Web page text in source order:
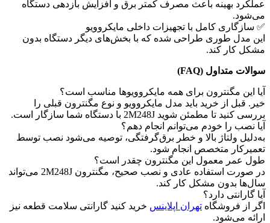
عملکرد بهینه باعث مصرف کمتر برق و افزایش بازدهی دستگاه
می‌شود.
✅ سازگاری کامل با تجهیزات داخلی مایکروویو
این مدل طوری طراحی شده که با بخش‌های دیگر دستگاه بدون
مشکل کار کند.
سوالات متداول (FAQ)
آیا این مگنترون برای همه مایکروویوها مناسب است؟
خیر. قبل از خرید باید مدل مایکروویو و نوع مگنترون قبلی را
بررسی کنید تا مطمئن شوید 2M248J با دستگاه شما سازگار است.
آیا نصب را خودم می‌توانم انجام دهم؟
به‌دلیل ولتاژ بالا و خطر برق‌گرفتگی، توصیه می‌شود نصب توسط
تعمیرکار متخصص انجام شود.
طول عمر معمول این مگنترون چقدر است؟
در صورت استفاده عادی و نصب صحیح، مگنترون 2M248J می‌تواند
سال‌ها بدون مشکل کار کند.
آیا گارانتی دارد؟
اگر از فروشگاه تهران اپلاینس خرید کنید گارانتی سلامت قطعه نیز
ارائه می‌شود.